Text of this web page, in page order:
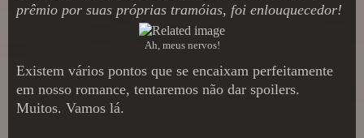
prêmio por suas próprias tramóias, foi enlouquecedor!
Ah, meus nervos!
Existem vários pontos que se encaixam perfeitamente
em nosso romance, tentaremos não dar spoilers.
Muitos. Vamos lá.